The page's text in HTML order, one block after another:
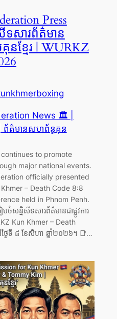
Press
ទសារព័ត៌មាន
ខ្មែរ | WURKZ
News 🏛️ |
ព័ត៌មានសហព័ន្ធគុន
to promote
major national events.
officially presented
– Death Code 8:8
held in Phnom Penh.
ចំសន្និសីទសារព័ត៌មានជាផ្លូវការ
Kun Khmer – Death
ងៃទី ៨ ខែសីហា ឆ្នាំ២០២៦។ 📑…